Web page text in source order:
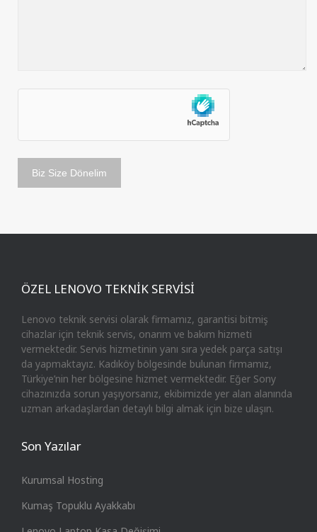
ÖZEL LENOVO TEKNİK SERVİSİ
Lenovo teknik servisi olarak firmamız, garantisi bitmiş
cihazlar için teknik servis, onarım ve bakım hizmeti
vermektedir. Servis hizmetinin yanı sıra yedek parça satışı
da yapmaktayız. Kadıköy bölgesinde bulunan firmamız,
Türkiye’nin her bölgesine hizmet vermektedir. Eğer Sony
cihazınızda sorun yaşıyorsanız, ekibimizde yer alan alanında
uzman arkadaşlardan detaylı bilgi almak için bize ulaşın.
Son Yazılar
Kurumsal Hosting
Kumaş Topuklu Ayakkabı